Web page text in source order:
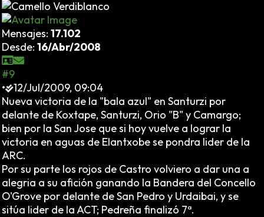
Mensajes: 17.102
Desde: 16/Abr/2008
#9
•
12/Jul/2009, 09:04
Nueva victoria de la "bala azul" en Santurzi por
delante de Koxtape, Santurzi, Orio "B" y Camargo;
bien por la San Jose que si hoy vuelve a lograr la
victoria en aguas de Elantxobe se pondra lider de la
ARC.
Por su parte los rojos de Castro volviero a dar una a
alegria a su afición ganando la Bandera del Concello
O'Grove por delante de San Pedro y Urdaibai, y se
sitúa lider de la ACT; Pedreña finalizó 7ª.